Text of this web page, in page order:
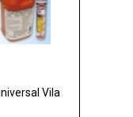
Vila